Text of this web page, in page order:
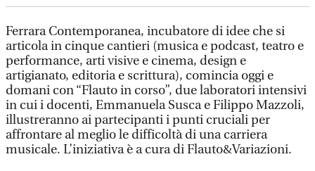
Ferrara Contemporanea, incubatore di idee che si
articola in cinque cantieri (musica e podcast, teatro e
performance, arti visive e cinema, design e
artigianato, editoria e scrittura), comincia oggi e
domani con “Flauto in corso”, due laboratori intensivi
in cui i docenti, Emmanuela Susca e Filippo Mazzoli,
illustreranno ai partecipanti i punti cruciali per
affrontare al meglio le difficoltà di una carriera
musicale. L’iniziativa è a cura di Flauto&Variazioni.